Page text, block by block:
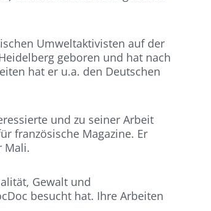
Umweltaktivisten auf der
geboren und hat nach
hat er u.a. den Deutschen
und zu seiner Arbeit
französische Magazine. Er
Mali.
Gewalt und
besucht hat. Ihre Arbeiten